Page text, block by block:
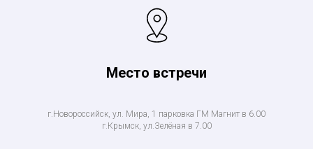
Место встречи
г.Новороссийск, ул. Мира, 1 парковка ГМ Магнит в 6.00
г.Крымск, ул.Зелёная в 7.00